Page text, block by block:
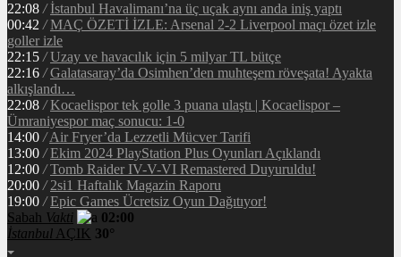
22:08 / İstanbul Havalimanı’na üç uçak aynı anda iniş yaptı
00:42 / MAÇ ÖZETİ İZLE: Arsenal 2-2 Liverpool maçı özet izle
goller izle
22:15 / Uzay ve havacılık için 5 milyar TL bütçe
22:16 / Galatasaray’da Osimhen’den muhteşem röveşata! Ayakta
alkışlandı…
22:08 / Kocaelispor tek golle 3 puana ulaştı | Kocaelispor –
Ümraniyespor maç sonucu: 1-0
14:00 / Air Fryer’da Lezzetli Mücver Tarifi
13:00 / Ekim 2024 PlayStation Plus Oyunları Açıklandı
12:00 / Tomb Raider IV-V-VI Remastered Duyuruldu!
20:00 / 2si1 Haftalık Magazin Raporu
19:00 / Epic Games Ücretsiz Oyun Dağıtıyor!
Sabah Vakti
02:00
İstanbul AÇIK 30°